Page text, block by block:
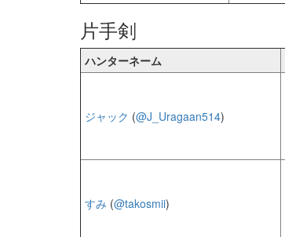
片手剣
ハンターネーム
ジャック (@J_Uragaan514)
すみ (@takosmii)